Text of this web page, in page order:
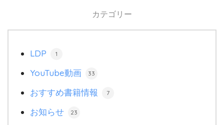
カテゴリー
LDP 1
YouTube動画 33
おすすめ書籍情報 7
お知らせ 23